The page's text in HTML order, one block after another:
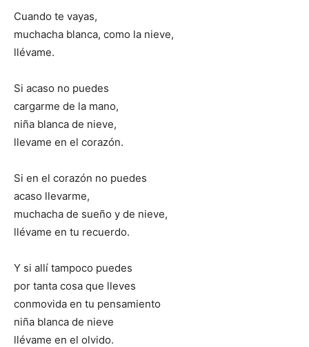
Cuando te vayas,
muchacha blanca, como la nieve,
llévame.
Si acaso no puedes
cargarme de la mano,
niña blanca de nieve,
llevame en el corazón.
Si en el corazón no puedes
acaso llevarme,
muchacha de sueño y de nieve,
llévame en tu recuerdo.
Y si allí tampoco puedes
por tanta cosa que lleves
conmovida en tu pensamiento
niña blanca de nieve
llévame en el olvido.